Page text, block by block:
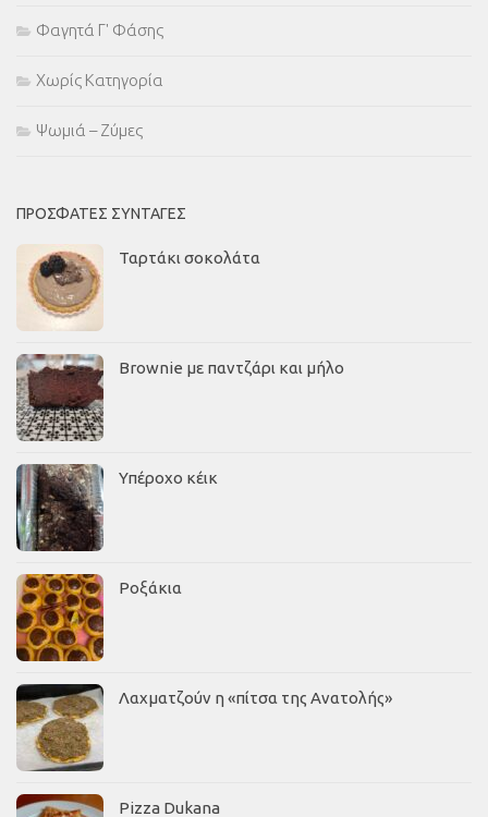
Φαγητά Γ' Φάσης
Χωρίς Κατηγορία
Ψωμιά – Ζύμες
ΠΡΌΣΦΑΤΕΣ ΣΥΝΤΑΓΈΣ
Ταρτάκι σοκολάτα
Brownie με παντζάρι και μήλο
Υπέροχο κέικ
Ροξάκια
Λαχματζούν η «πίτσα της Ανατολής»
Pizza Dukana